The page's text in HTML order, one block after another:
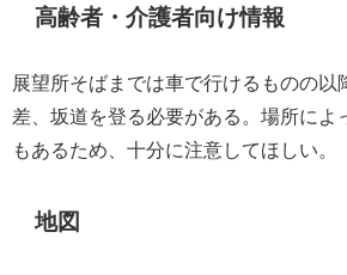
高齢者・介護者向け情報
展望所そばまでは車で行けるものの以
差、坂道を登る必要がある。場所によ
もあるため、十分に注意してほしい。
地図